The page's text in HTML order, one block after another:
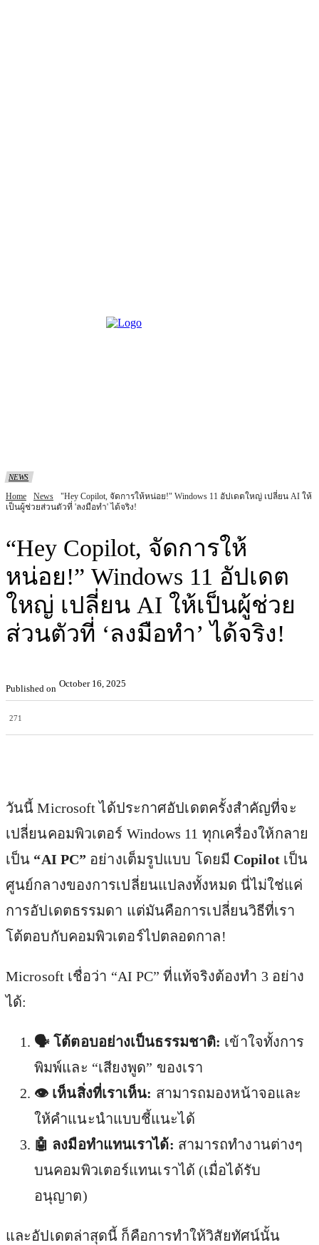
NEWS
Home News
"Hey Copilot, จัดการให้หน่อย!" Windows 11 อัปเดตใหญ่ เปลี่ยน AI ให้
เป็นผู้ช่วยส่วนตัวที่ 'ลงมือทำ' ได้จริง!
“Hey Copilot, จัดการให้
หน่อย!” Windows 11 อัปเดต
ใหญ่ เปลี่ยน AI ให้เป็นผู้ช่วย
ส่วนตัวที่ ‘ลงมือทำ’ ได้จริง!
Published on October 16, 2025
271
วันนี้ Microsoft ได้ประกาศอัปเดตครั้งสำคัญที่จะ
เปลี่ยนคอมพิวเตอร์ Windows 11 ทุกเครื่องให้กลาย
เป็น “AI PC” อย่างเต็มรูปแบบ โดยมี Copilotเป็น
ศูนย์กลางของการเปลี่ยนแปลงทั้งหมด นี่ไม่ใช่แค่
การอัปเดตธรรมดา แต่มันคือการเปลี่ยนวิธีที่เรา
โต้ตอบกับคอมพิวเตอร์ไปตลอดกาล!
Microsoft เชื่อว่า “AI PC” ที่แท้จริงต้องทำ 3 อย่าง
ได้:
🗣️ โต้ตอบอย่างเป็นธรรมชาติ: เข้าใจทั้งการ
พิมพ์และ “เสียงพูด” ของเรา
👁️ เห็นสิ่งที่เราเห็น: สามารถมองหน้าจอและ
ให้คำแนะนำแบบชี้แนะได้
🤖 ลงมือทำแทนเราได้: สามารถทำงานต่างๆ
บนคอมพิวเตอร์แทนเราได้ (เมื่อได้รับ
อนุญาต)
และอัปเดตล่าสุดนี้ ก็คือการทำให้วิสัยทัศน์นั้น